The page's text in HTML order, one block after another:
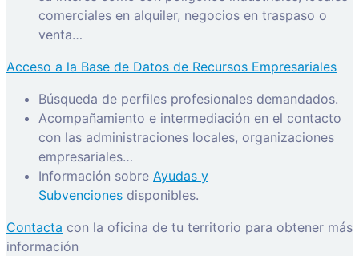
comerciales en alquiler, negocios en traspaso o
venta…
Acceso a la Base de Datos de Recursos Empresariales
Búsqueda de perfiles profesionales demandados.
Acompañamiento e intermediación en el contacto
con las administraciones locales, organizaciones
empresariales…
Información sobre Ayudas y
Subvenciones disponibles.
Contacta con la oficina de tu territorio para obtener más
información